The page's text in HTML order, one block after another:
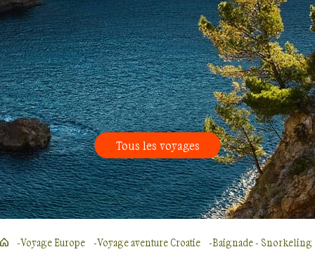
Tous les voyages
Voyage Europe Voyage aventure Croatie Baignade - Snorkeling